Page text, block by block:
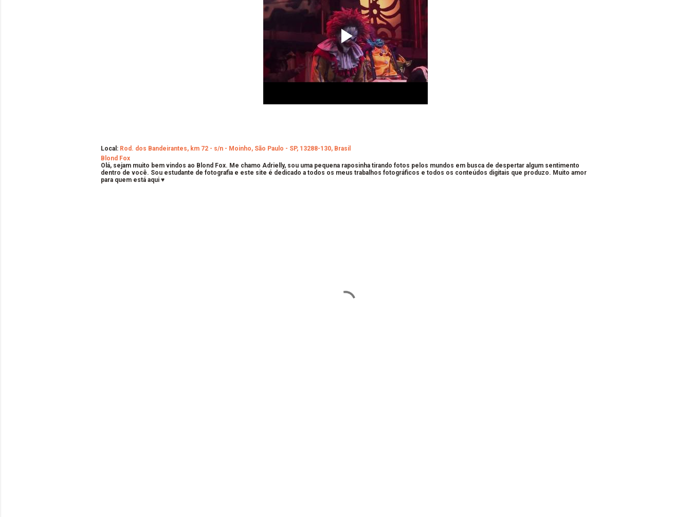
Local: Rod. dos Bandeirantes, km 72 - s/n - Moinho, São Paulo - SP, 13288-130, Brasil
Blond Fox
Olá, sejam muito bem vindos ao Blond Fox. Me chamo Adrielly, sou uma pequena raposinha tirando fotos pelos mundos em busca de despertar algum sentimento
dentro de você. Sou estudante de fotografia e este site é dedicado a todos os meus trabalhos fotográficos e todos os conteúdos digitais que produzo. Muito amor
para quem está aqui ♥